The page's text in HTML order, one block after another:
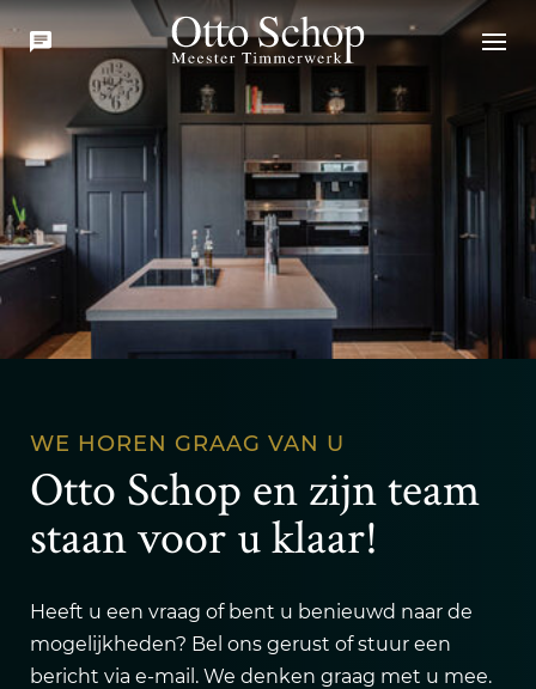
WE HOREN GRAAG VAN U
Otto Schop en zijn team
staan voor u klaar!
Heeft u een vraag of bent u benieuwd naar de
mogelijkheden? Bel ons gerust of stuur een
bericht via e-mail. We denken graag met u mee.